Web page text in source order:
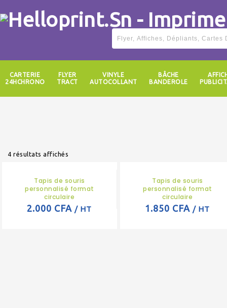
CARTERIE
24HCHRONO
FLYER
TRACT
VINYLE
AUTOCOLLANT
BÂCHE
BANDEROLE
4 résultats affichés
Tapis de souris
personnalisé format
circulaire
2.000 CFA / HT
Tapis de souris
personnalisé format
circulaire
1.850 CFA / HT